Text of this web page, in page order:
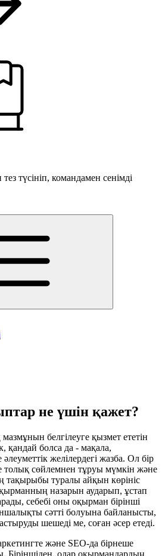
түсініп, командамен сенімді
не үшін қажет?
белгілеуге қызмет ететін
қандай болса да - мақала,
желілердегі жазба. Ол бір
толық сөйлемнен тұруы мүмкін және
тақырыбы туралы айқын көрініс
назарын аударып, ұстап
себебі оны оқырман бірінші
сәтті болуына байланысты,
шешеді ме, соған әсер етеді.
және SEO-да бірнеше
Біріншіден, олар оқырмандардың